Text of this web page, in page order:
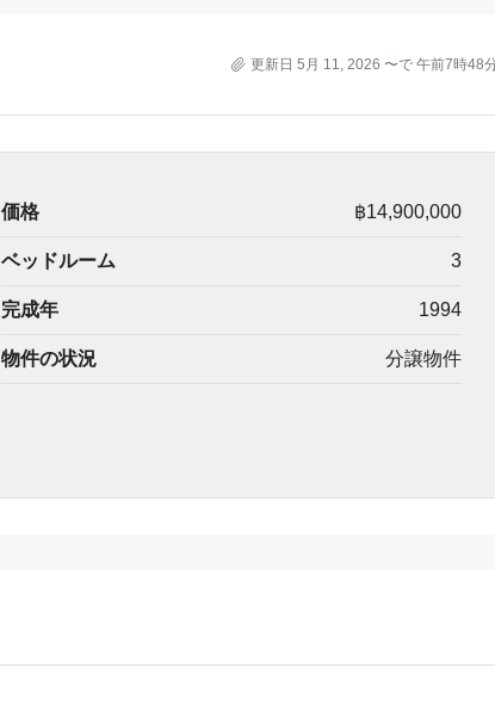
更新日 5月 11, 2026 〜で 午前7時48
価格 ฿14,900,000
ベッドルーム 3
完成年 1994
物件の状況 分譲物件